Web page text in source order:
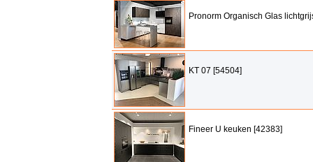
Pronorm Organisch Glas
KT 07 [54504]
Fineer U keuken [42383]